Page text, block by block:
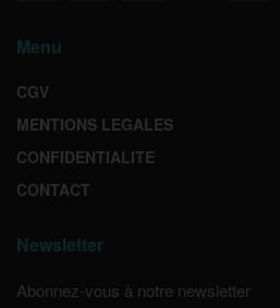
Menu
CGV
MENTIONS LEGALES
CONFIDENTIALITE
CONTACT
Newsletter
Abonnez-vous à notre newsletter